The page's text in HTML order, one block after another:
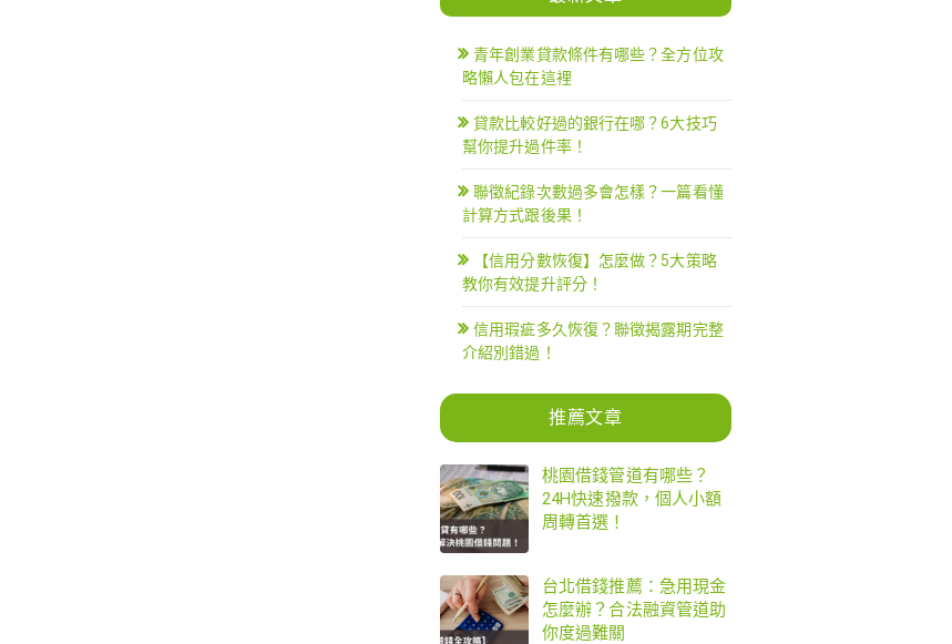
青年創業貸款條件有哪些？全方位攻
略懶人包在這裡
貸款比較好過的銀行在哪？6大技巧
幫你提升過件率！
聯徵紀錄次數過多會怎樣？一篇看懂
計算方式跟後果！
【信用分數恢復】怎麼做？5大策略
教你有效提升評分！
信用瑕疵多久恢復？聯徵揭露期完整
介紹別錯過！
推薦文章
桃園借錢管道有哪些？
24H快速撥款，個人小額
周轉首選！
台北借錢推薦：急用現金
怎麼辦？合法融資管道助
你度過難關